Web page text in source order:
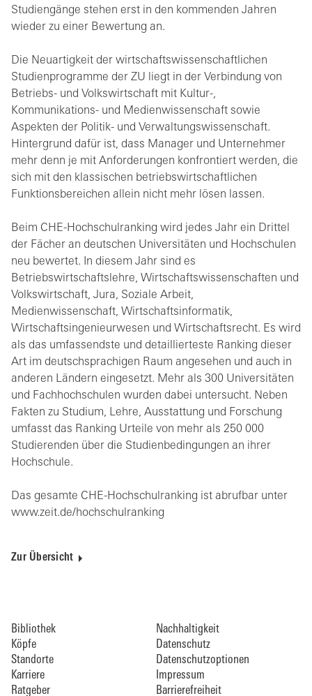
Studiengänge stehen erst in den kommenden Jahren
wieder zu einer Bewertung an.
Die Neuartigkeit der wirtschaftswissenschaftlichen
Studienprogramme der ZU liegt in der Verbindung von
Betriebs- und Volkswirtschaft mit Kultur-,
Kommunikations- und Medienwissenschaft sowie
Aspekten der Politik- und Verwaltungswissenschaft.
Hintergrund dafür ist, dass Manager und Unternehmer
mehr denn je mit Anforderungen konfrontiert werden, die
sich mit den klassischen betriebswirtschaftlichen
Funktionsbereichen allein nicht mehr lösen lassen.
Beim CHE-Hochschulranking wird jedes Jahr ein Drittel
der Fächer an deutschen Universitäten und Hochschulen
neu bewertet. In diesem Jahr sind es
Betriebswirtschaftslehre, Wirtschaftswissenschaften und
Volkswirtschaft, Jura, Soziale Arbeit,
Medienwissenschaft, Wirtschaftsinformatik,
Wirtschaftsingenieurwesen und Wirtschaftsrecht. Es wird
als das umfassendste und detaillierteste Ranking dieser
Art im deutschsprachigen Raum angesehen und auch in
anderen Ländern eingesetzt. Mehr als 300 Universitäten
und Fachhochschulen wurden dabei untersucht. Neben
Fakten zu Studium, Lehre, Ausstattung und Forschung
umfasst das Ranking Urteile von mehr als 250 000
Studierenden über die Studienbedingungen an ihrer
Hochschule.
Das gesamte CHE-Hochschulranking ist abrufbar unter
www.zeit.de/hochschulranking
Zur Übersicht
Bibliothek
Köpfe
Standorte
Karriere
Ratgeber
Nachhaltigkeit
Datenschutz
Datenschutzoptionen
Impressum
Barrierefreiheit